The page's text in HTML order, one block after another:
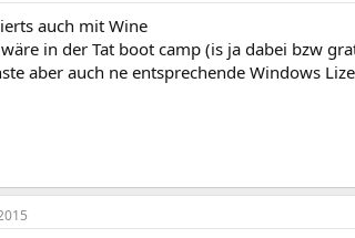
auch mit Wine
in der Tat boot camp (is ja dabei bzw
aber auch ne entsprechende Windows